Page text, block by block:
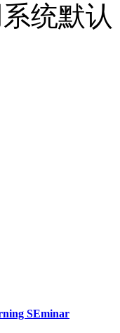
统默认
SEminar